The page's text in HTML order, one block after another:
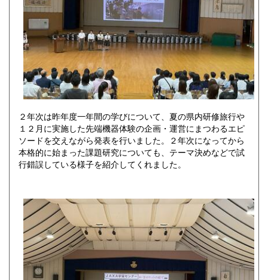
２年次は昨年度一年間の学びについて、夏の県内研修旅行や
１２月に実施した先端機器体験の企画・運営にまつわるエピ
ソードを交えながら発表を行いました。２年次になってから
本格的に始まった課題研究についても、テーマ決めなどで試
行錯誤している様子を紹介してくれました。